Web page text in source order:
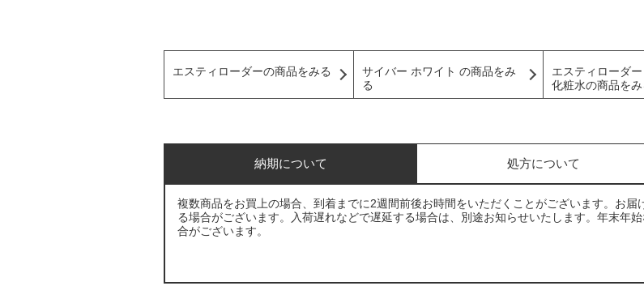
エスティローダーの商品をみる
サイバー ホワイト の商品をみ
る
エスティローダー
化粧水の商品をみ
納期について 処方について
複数商品をお買上の場合、到着までに2週間前後お時間をいただくことがございます。お
る場合がございます。入荷遅れなどで遅延する場合は、別途お知らせいたします。年末年
合がございます。